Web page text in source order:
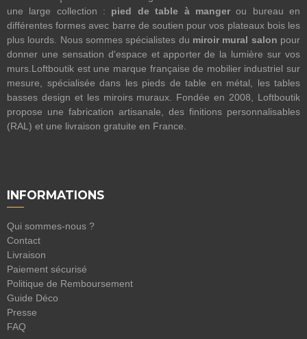
une large collection : pied de table à mangerou bureau en
différentes formes avec barre de soutien pour vos plateaux bois les
plus lourds. Nous sommes spécialistes du miroir mural salon pour
donner une sensation d'espace et apporter de la lumière sur vos
murs.Loftboutik est une marque française de mobilier industriel sur
mesure, spécialisée dans les pieds de table en métal, les tables
basses design et les miroirs muraux. Fondée en 2008, Loftboutik
propose une fabrication artisanale, des finitions personnalisables
(RAL) et une livraison gratuite en France.
INFORMATIONS
Qui sommes-nous ?
Contact
Livraison
Paiement sécurisé
Politique de Remboursement
Guide Déco
Presse
FAQ